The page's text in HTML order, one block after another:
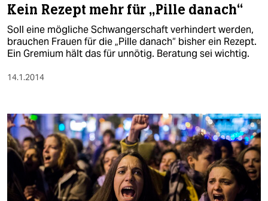
Kein Rezept mehr für „Pille danach“
Soll eine mögliche Schwangerschaft verhindert werden,
brauchen Frauen für die „Pille danach“ bisher ein Rezept.
Ein Gremium hält das für unnötig. Beratung sei wichtig.
14.1.2014